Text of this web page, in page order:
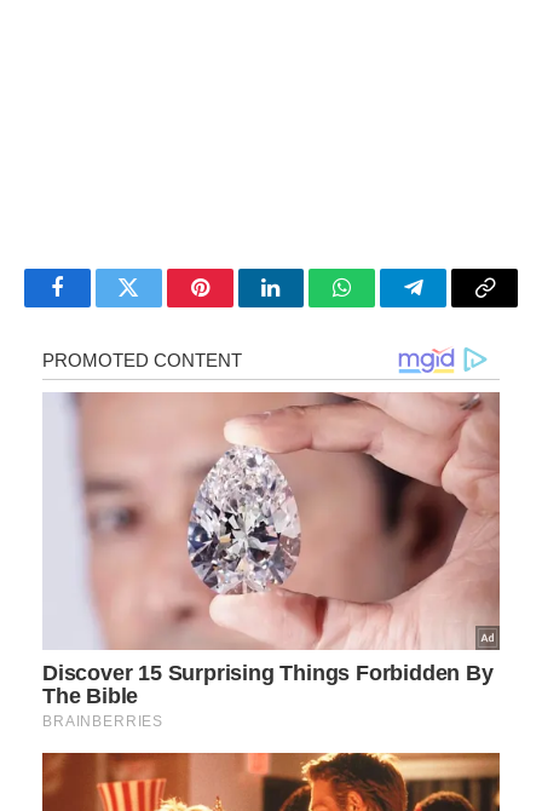
FacebookTwitter PinterestLinkedInWhatsAppTelegramCopy